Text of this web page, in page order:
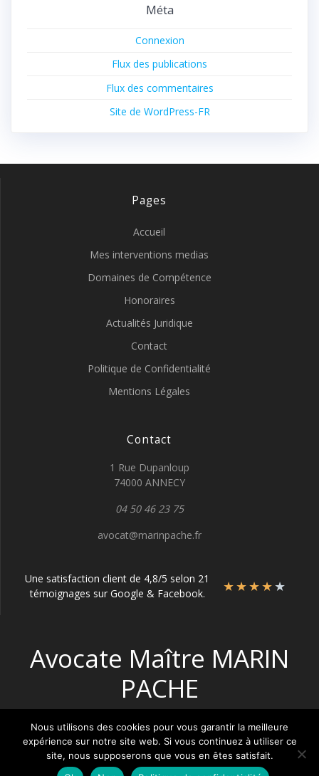
Méta
Connexion
Flux des publications
Flux des commentaires
Site de WordPress-FR
Pages
Accueil
Mes interventions medias
Domaines de Compétence
Honoraires
Actualités Juridique
Contact
Politique de Confidentialité
Mentions Légales
Contact
1 Rue Dupanloup
74000 ANNECY
04 50 46 23 75
avocat@marinpache.fr
Une satisfaction client de 4,8/5 selon 21
témoignages sur Google & Facebook.
★★★★★
Avocate Maître MARIN
PACHE
Nous utilisons des cookies pour vous garantir la meilleure
expérience sur notre site web. Si vous continuez à utiliser ce
site, nous supposerons que vous en êtes satisfait.